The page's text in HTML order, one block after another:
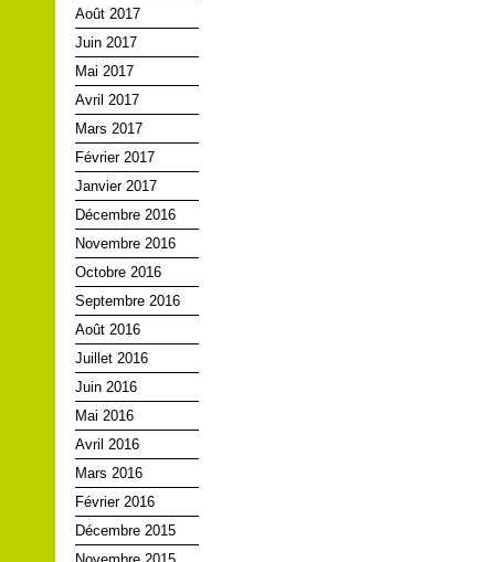
Août 2017
Juin 2017
Mai 2017
Avril 2017
Mars 2017
Février 2017
Janvier 2017
Décembre 2016
Novembre 2016
Octobre 2016
Septembre 2016
Août 2016
Juillet 2016
Juin 2016
Mai 2016
Avril 2016
Mars 2016
Février 2016
Décembre 2015